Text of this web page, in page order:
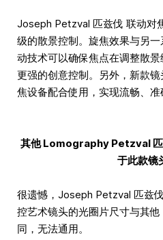
Joseph Petzval 匹兹伐 联动对
级的散景控制。旋焦效果与另
动技术可以确保焦点在调整散
更强的创意控制。另外，新款
焦设备配合使用，实现流畅、准
其他 Lomography Petzval 匹
于此款镜
很遗憾，Joseph Petzval 匹兹
控艺术镜头的光圈片尺寸与其
同，无法通用。